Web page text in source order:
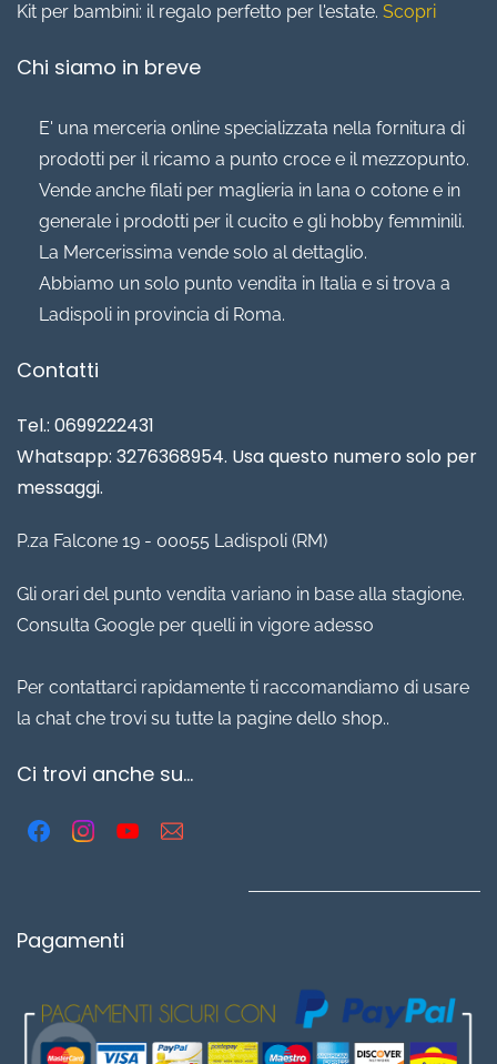
Kit per bambini: il regalo perfetto per l'estate. Scopri
Chi siamo in breve
E' una merceria online specializzata nella fornitura di
prodotti per il ricamo a punto croce e il mezzopunto.
Vende anche filati per maglieria in lana o cotone e in
generale i prodotti per il cucito e gli hobby femminili.
La Mercerissima vende solo al dettaglio.
Abbiamo un solo punto vendita in Italia e si trova a
Ladispoli in provincia di Roma.
Contatti
Tel.: 0699222431
Whatsapp: 3276368954. Usa questo numero solo per
messaggi.
P.za Falcone 19 - 00055 Ladispoli (RM)
Gli orari del punto vendita variano in base alla stagione.
Consulta Google per quelli in vigore adesso
Per contattarci rapidamente ti raccomandiamo di usare
la chat che trovi su tutte la pagine dello shop..
Ci trovi anche su...
Pagamenti